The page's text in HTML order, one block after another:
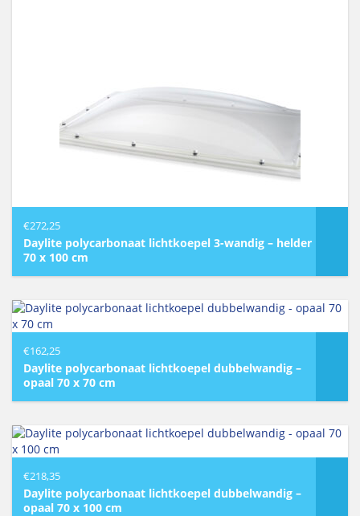
€272,25
Daylite polycarbonaat lichtkoepel 3-wandig – helder
70 x 100 cm
€162,25
Daylite polycarbonaat lichtkoepel dubbelwandig –
opaal 70 x 70 cm
€218,35
Daylite polycarbonaat lichtkoepel dubbelwandig –
opaal 70 x 100 cm